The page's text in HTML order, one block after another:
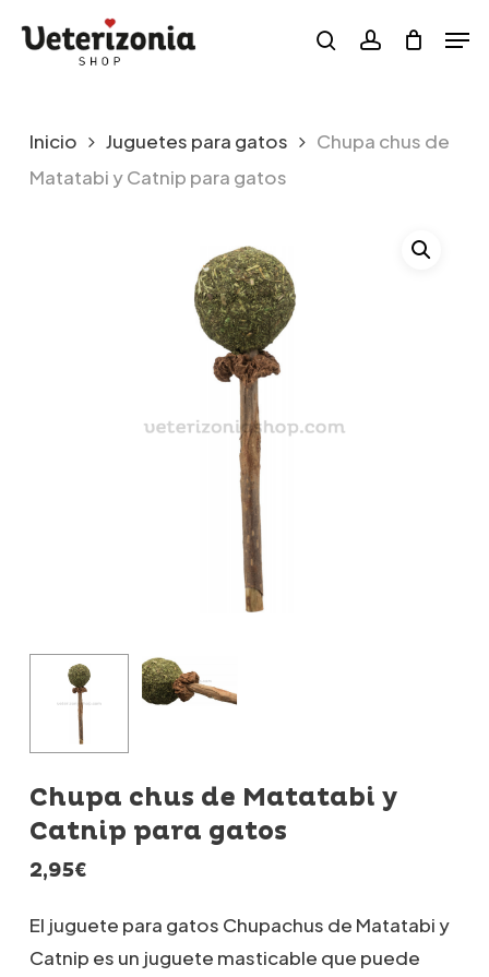
searchaccount
Inicio Juguetes para gatos
Chupa chus de
Matatabi y Catnip para gatos
Chupa chus de Matatabi y
Catnip para gatos
2,95€
El juguete para gatos Chupachus de Matatabi y
Catnip es un juguete masticable que puede